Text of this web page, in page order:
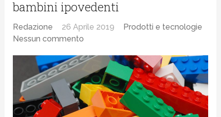
bambini ipovedenti
Redazione 26 Aprile 2019
Prodotti e tecnologie
Nessun commento